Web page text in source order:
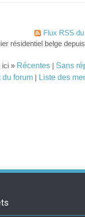
Flux RSS
résidentiel belge
ici » Récentes | Sans
du forum | Liste des